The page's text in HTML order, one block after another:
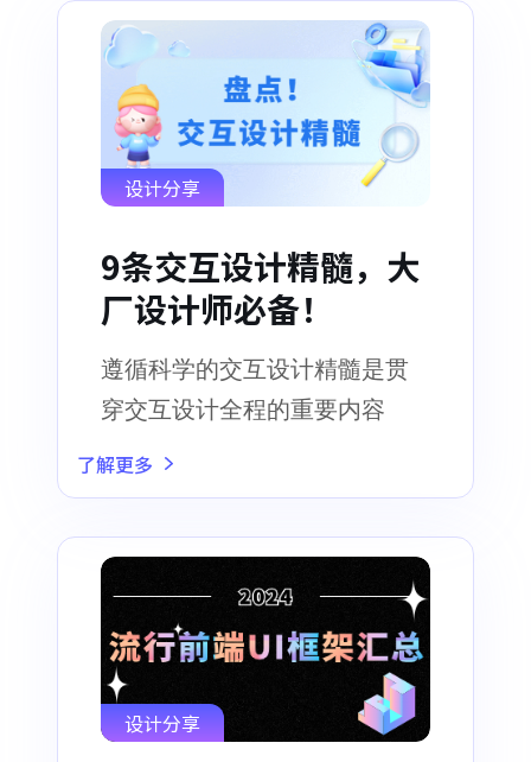
设计分享
9条交互设计精髓，大
厂设计师必备！
遵循科学的交互设计精髓是贯
穿交互设计全程的重要内容
了解更多
设计分享